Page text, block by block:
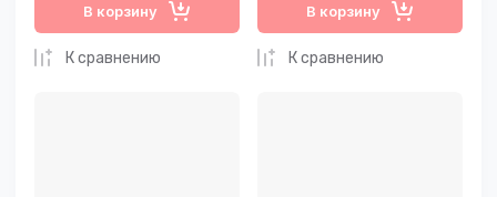
В корзину
К сравнению
В корзину
К сравнению